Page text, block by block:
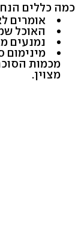
כמה כללים
אומרים
האוכל
נמנעים
מינימום
מכמות
מצוין.